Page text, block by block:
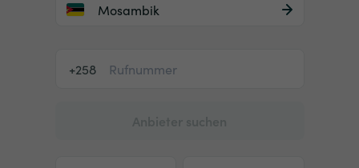
Mosambik
+258